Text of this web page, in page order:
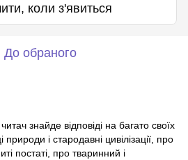
коли з'явиться
До обраного
знайде відповіді на багато своїх
і стародавні цивілізації, про
постаті, про тваринний і